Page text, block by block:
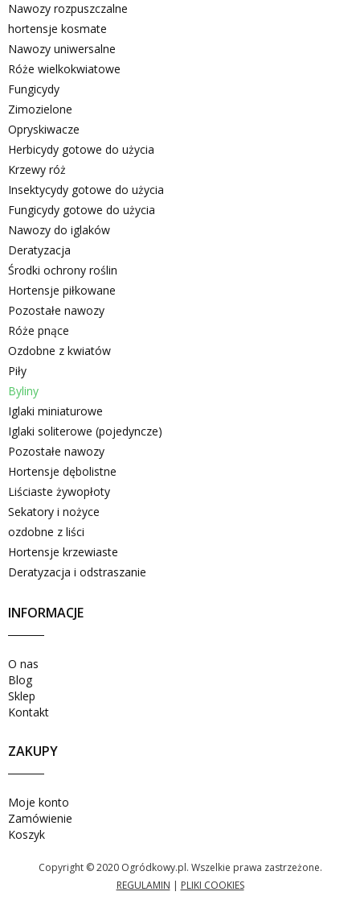
Nawozy rozpuszczalne
hortensje kosmate
Nawozy uniwersalne
Róże wielkokwiatowe
Fungicydy
Zimozielone
Opryskiwacze
Herbicydy gotowe do użycia
Krzewy róż
Insektycydy gotowe do użycia
Fungicydy gotowe do użycia
Nawozy do iglaków
Deratyzacja
Środki ochrony roślin
Hortensje piłkowane
Pozostałe nawozy
Róże pnące
Ozdobne z kwiatów
Piły
Byliny
Iglaki miniaturowe
Iglaki soliterowe (pojedyncze)
Pozostałe nawozy
Hortensje dębolistne
Liściaste żywopłoty
Sekatory i nożyce
ozdobne z liści
Hortensje krzewiaste
Deratyzacja i odstraszanie
INFORMACJE
O nas
Blog
Sklep
Kontakt
ZAKUPY
Moje konto
Zamówienie
Koszyk
Copyright © 2020 Ogródkowy.pl. Wszelkie prawa zastrzeżone.
REGULAMIN | PLIKI COOKIES